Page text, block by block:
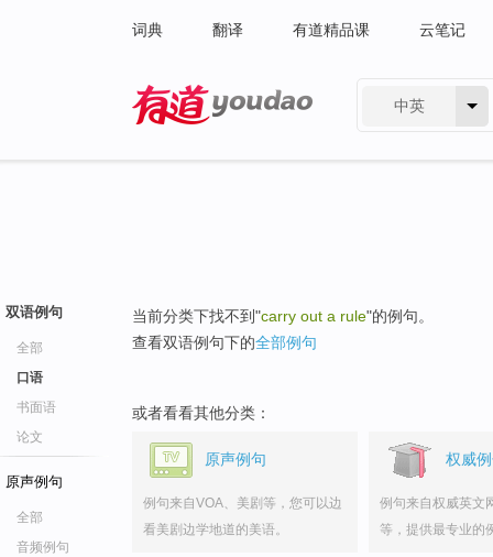
词典 翻译 有道精品课 云笔记
中英
双语例句
全部
口语
书面语
论文
原声例句
全部
音频例句
当前分类下找不到"carry out a rule"的例句。
查看双语例句下的全部例句
或者看看其他分类：
原声例句
例句来自VOA、美剧等，您可以边
看美剧边学地道的美语。
权威
例句来自权威英文
等，提供最专业的